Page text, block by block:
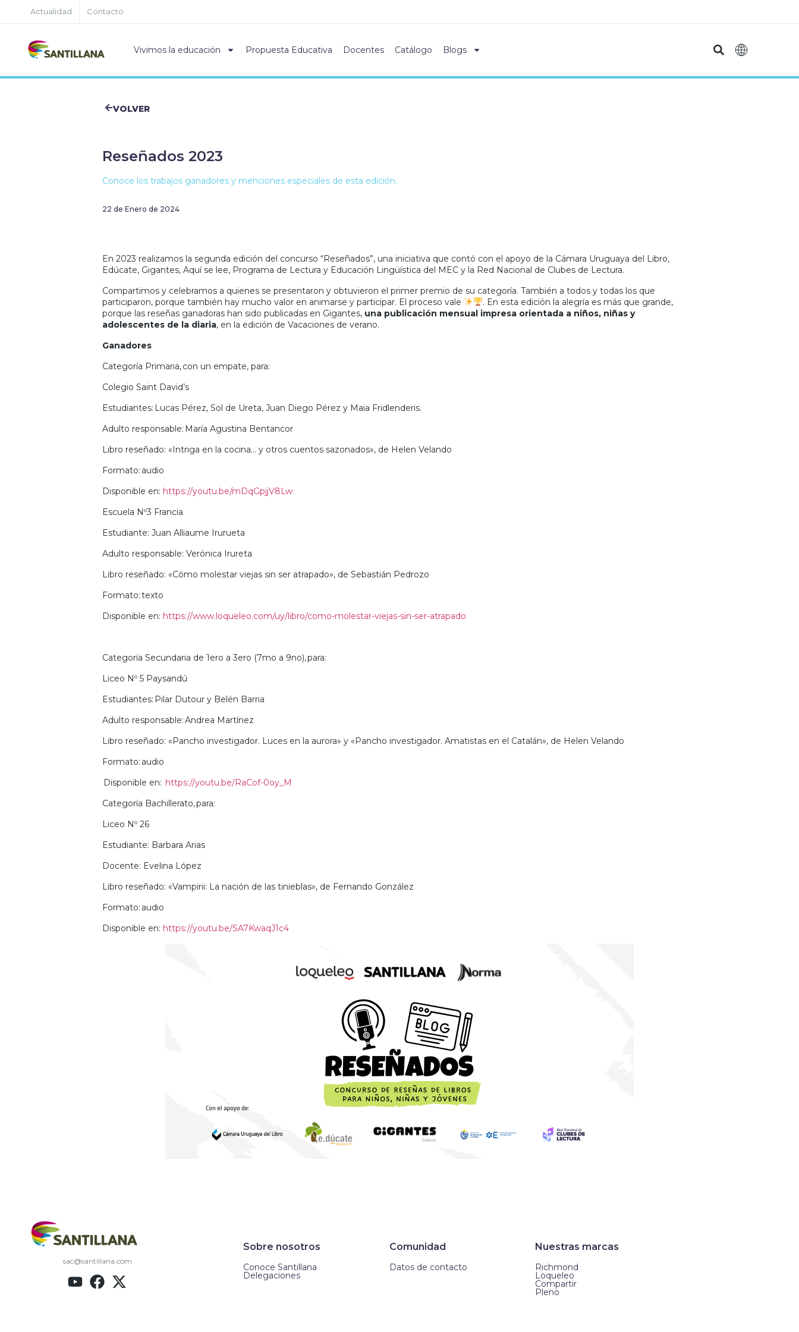
Actualidad Contacto
Vivimos la educación Propuesta Educativa Docentes Catálogo Blogs
VOLVER
Reseñados 2023
Conoce los trabajos ganadores y menciones especiales de esta edición.
22 de Enero de 2024
En 2023 realizamos la segunda edición del concurso “Reseñados”, una iniciativa que contó con el apoyo de la Cámara Uruguaya del Libro,
Edúcate, Gigantes, Aquí se lee, Programa de Lectura y Educación Lingüística del MEC y la Red Nacional de Clubes de Lectura.
Compartimos y celebramos a quienes se presentaron y obtuvieron el primer premio de su categoría. También a todos y todas los que
participaron, porque también hay mucho valor en animarse y participar. El proceso vale
. En esta edición la alegría es más que grande,
porque las reseñas ganadoras han sido publicadas en Gigantes, una publicación mensual impresa orientada a niños, niñas y
adolescentes de la diaria, en la edición de Vacaciones de verano.
Ganadores
Categoría Primaria, con un empate, para:
Colegio Saint David’s
Estudiantes: Lucas Pérez, Sol de Ureta, Juan Diego Pérez y Maia Fridlenderis.
Adulto responsable: María Agustina Bentancor
Libro reseñado: «Intriga en la cocina… y otros cuentos sazonados», de Helen Velando
Formato: audio
Disponible en: https://youtu.be/mDqGpjjV8Lw
Escuela Nº3 Francia
Estudiante: Juan Alliaume Irurueta
Adulto responsable: Verónica Irureta
Libro reseñado: «Cómo molestar viejas sin ser atrapado», de Sebastián Pedrozo
Formato: texto
Disponible en: https://www.loqueleo.com/uy/libro/como-molestar-viejas-sin-ser-atrapado
Categoría Secundaria de 1ero a 3ero (7mo a 9no), para:
Liceo Nº 5 Paysandú
Estudiantes: Pilar Dutour y Belén Barria
Adulto responsable: Andrea Martínez
Libro reseñado: «Pancho investigador. Luces en la aurora» y «Pancho investigador. Amatistas en el Catalán», de Helen Velando
Formato: audio
Disponible en: https://youtu.be/RaCof-0oy_M
Categoría Bachillerato, para:
Liceo Nº 26
Estudiante: Barbara Arias
Docente: Evelina López
Libro reseñado: «Vampirii: La nación de las tinieblas», de Fernando González
Formato: audio
Disponible en: https://youtu.be/SA7KwaqJ1c4
sac@santillana.com
Sobre nosotros
Conoce Santillana
Delegaciones
Comunidad
Datos de contacto
Nuestras marcas
Richmond
Loqueleo
Compartir
Pleno